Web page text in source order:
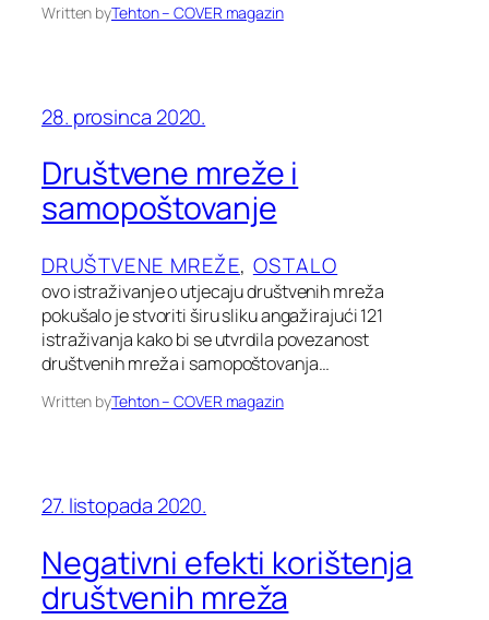
Written byTehton – COVER magazin
28. prosinca 2020.
Društvene mreže i
samopoštovanje
DRUŠTVENE MREŽE, OSTALO
ovo istraživanje o utjecaju društvenih mreža
pokušalo je stvoriti širu sliku angažirajući 121
istraživanja kako bi se utvrdila povezanost
društvenih mreža i samopoštovanja…
Written byTehton – COVER magazin
27. listopada 2020.
Negativni efekti korištenja
društvenih mreža